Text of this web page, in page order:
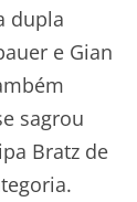
dupla
e Gian
sagrou
Bratz de